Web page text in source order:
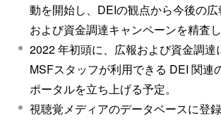
動を開始し、DEIの観点から今後の
および資金調達キャンペーンを精査し
2022 年初頭に、広報および資金調達
MSFスタッフが利用できる DEI 関連
ポータルを立ち上げる予定。
視聴覚メディアのデータベースに登